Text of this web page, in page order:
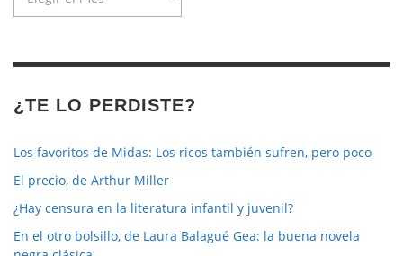
¿TE LO PERDISTE?
Los favoritos de Midas: Los ricos también sufren, pero poco
El precio, de Arthur Miller
¿Hay censura en la literatura infantil y juvenil?
En el otro bolsillo, de Laura Balagué Gea: la buena novela